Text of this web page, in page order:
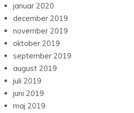
januar 2020
december 2019
november 2019
oktober 2019
september 2019
august 2019
juli 2019
juni 2019
maj 2019